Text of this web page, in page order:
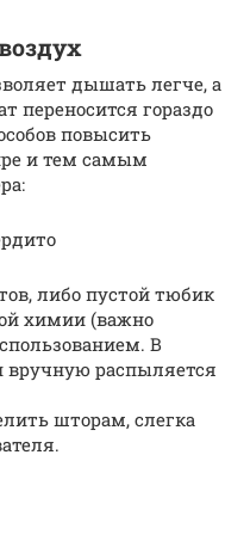
дышать легче, а
переносится гораздо
повысить
и тем самым
либо пустой тюбик
химии (важно
В
вручную распыляется
шторам, слегка